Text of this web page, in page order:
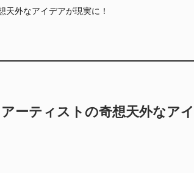
外なアイデアが現実に！
ーティストの奇想天外なアイ